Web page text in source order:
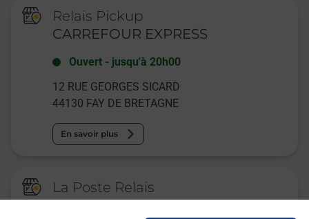
Relais Pickup
CARREFOUR EXPRESS
Ouvert - jusqu'à 20h00
12 RUE GEORGES SICARD
44130 FAY DE BRETAGNE
En savoir plus
La Poste Relais
FAY DE BRETAGNE PRESSE